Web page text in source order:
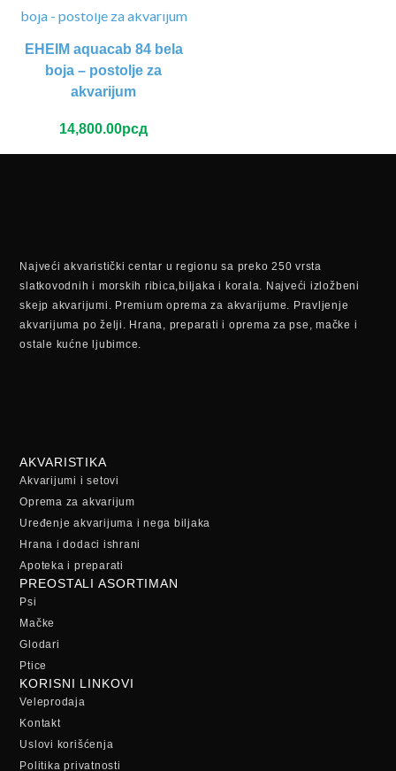
EHEIM aquacab 84 bela
boja – postolje za
akvarijum
14,800.00рсд
Najveći akvaristički centar u regionu sa preko 250 vrsta
slatkovodnih i morskih ribica,biljaka i korala. Najveći izložbeni
skejp akvarijumi. Premium oprema za akvarijume. Pravljenje
akvarijuma po želji. Hrana, preparati i oprema za pse, mačke i
ostale kućne ljubimce.
AKVARISTIKA
Akvarijumi i setovi
Oprema za akvarijum
Uređenje akvarijuma i nega biljaka
Hrana i dodaci ishrani
Apoteka i preparati
PREOSTALI ASORTIMAN
Psi
Mačke
Glodari
Ptice
KORISNI LINKOVI
Veleprodaja
Kontakt
Uslovi korišćenja
Politika privatnosti